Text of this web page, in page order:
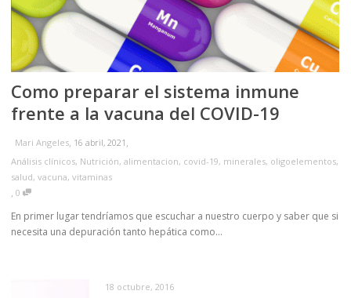
Como preparar el sistema inmune
frente a la vacuna del COVID-19
Mari Angeles, 16 abril, 2021 ,
Análisis clínicos, Nutrición, alimentacion, covid-19, minerales, oligoelementos,
salud, vacuna, vitaminas
, 0
En primer lugar tendríamos que escuchar a nuestro cuerpo y saber que si
necesita una depuración tanto hepática como...
18 octubre, 2016